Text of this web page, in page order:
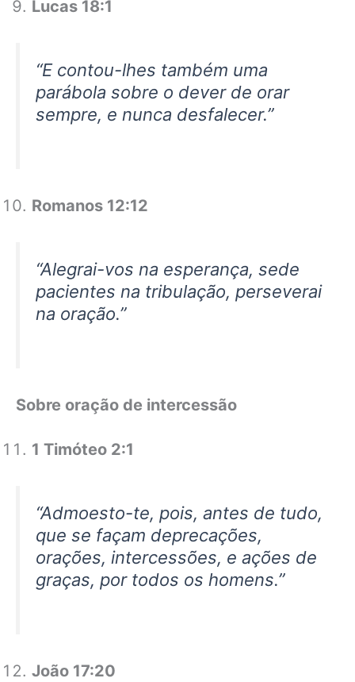
Lucas 18:1
“E contou-lhes também uma
parábola sobre o dever de orar
sempre, e nunca desfalecer.”
Romanos 12:12
“Alegrai-vos na esperança, sede
pacientes na tribulação, perseverai
na oração.”
Sobre oração de intercessão
1 Timóteo 2:1
“Admoesto-te, pois, antes de tudo,
que se façam deprecações,
orações, intercessões, e ações de
graças, por todos os homens.”
João 17:20